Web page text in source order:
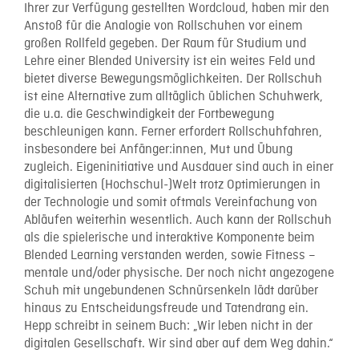
Ihrer zur Verfügung gestellten Wordcloud, haben mir den
Anstoß für die Analogie von Rollschuhen vor einem
großen Rollfeld gegeben. Der Raum für Studium und
Lehre einer Blended University ist ein weites Feld und
bietet diverse Bewegungsmöglichkeiten. Der Rollschuh
ist eine Alternative zum alltäglich üblichen Schuhwerk,
die u.a. die Geschwindigkeit der Fortbewegung
beschleunigen kann. Ferner erfordert Rollschuhfahren,
insbesondere bei Anfänger:innen, Mut und Übung
zugleich. Eigeninitiative und Ausdauer sind auch in einer
digitalisierten (Hochschul-)Welt trotz Optimierungen in
der Technologie und somit oftmals Vereinfachung von
Abläufen weiterhin wesentlich. Auch kann der Rollschuh
als die spielerische und interaktive Komponente beim
Blended Learning verstanden werden, sowie Fitness –
mentale und/oder physische. Der noch nicht angezogene
Schuh mit ungebundenen Schnürsenkeln lädt darüber
hinaus zu Entscheidungsfreude und Tatendrang ein.
Hepp schreibt in seinem Buch: „Wir leben nicht in der
digitalen Gesellschaft. Wir sind aber auf dem Weg dahin.“